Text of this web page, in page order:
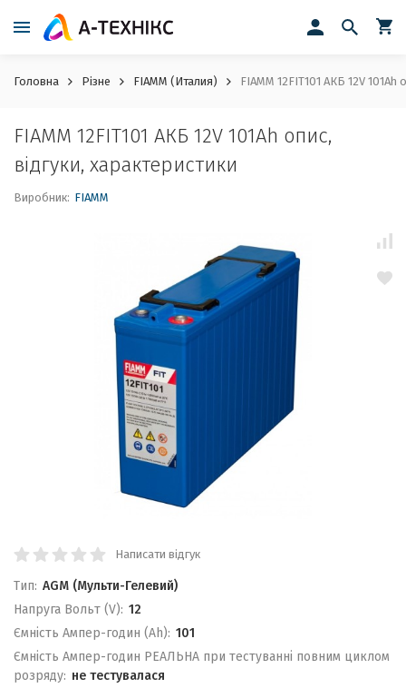
Головна Різне FIAMM (Италия) FIAMM 12FIT101 АКБ 12V 101Ah
FIAMM 12FIT101 АКБ 12V 101Ah опис,
відгуки, характеристики
Виробник: FIAMM
Написати відгук
Тип: AGM (Мульти-Гелевий)
Напруга Вольт (V): 12
Ємність Ампер-годин (Ah): 101
Ємність Ампер-годин РЕАЛЬНА при тестуванні повним циклом
розряду: не тестувалася